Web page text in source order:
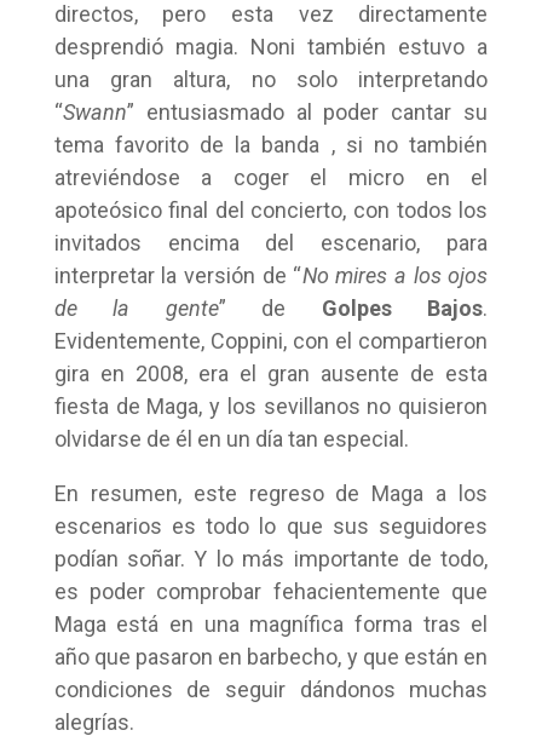
directos, pero esta vez directamente
desprendió magia. Noni también estuvo a
una gran altura, no solo interpretando
“Swann” entusiasmado al poder cantar su
tema favorito de la banda , si no también
atreviéndose a coger el micro en el
apoteósico final del concierto, con todos los
invitados encima del escenario, para
interpretar la versión de “No mires a los ojos
de la gente” de Golpes Bajos.
Evidentemente, Coppini, con el compartieron
gira en 2008, era el gran ausente de esta
fiesta de Maga, y los sevillanos no quisieron
olvidarse de él en un día tan especial.
En resumen, este regreso de Maga a los
escenarios es todo lo que sus seguidores
podían soñar. Y lo más importante de todo,
es poder comprobar fehacientemente que
Maga está en una magnífica forma tras el
año que pasaron en barbecho, y que están en
condiciones de seguir dándonos muchas
alegrías.